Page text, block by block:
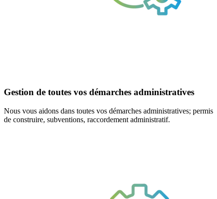
Gestion de toutes vos démarches administratives
Nous vous aidons dans toutes vos démarches administratives; permis
de construire, subventions, raccordement administratif.